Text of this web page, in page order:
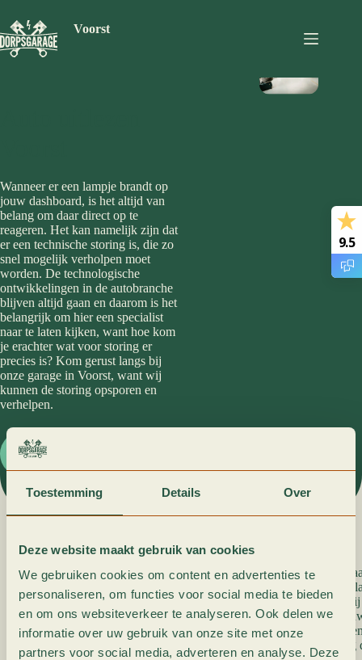
Toestemming Details Over
Deze website maakt gebruik van cookies
We gebruiken cookies om content en advertenties te
personaliseren, om functies voor social media te bieden
en om ons websiteverkeer te analyseren. Ook delen we
informatie over uw gebruik van onze site met onze
partners voor social media, adverteren en analyse. Deze
naar
de
inhoud
Voorst
Wanneer er een lampje brandt op
jouw dashboard, is het altijd van
belang om daar direct op te
reageren. Het kan namelijk zijn dat
er een technische storing is, die zo
snel mogelijk verholpen moet
worden. De technologische
ontwikkelingen in de autobranche
blijven altijd gaan en daarom is het
belangrijk om hier een specialist
naar te laten kijken, want hoe kom
je erachter wat voor storing er
precies is? Kom gerust langs bij
onze garage in Voorst, want wij
kunnen de storing opsporen en
verhelpen.
Neem contact op
Het opsporen van technische fouten
De talentvolle autospecialiste van Dorpsgarage Elshof
storing in jouw auto op te sporen. Niet alleen staan wij
maar wij kunnen je nog veel meer onderhoud bieden.
werkplaats met hoogstaande diagnose apparatuur om
repareren. Daar gaat ons hart namelijk harder van
probleem is en zorgen er dan snel voor dat jij weer
9.5